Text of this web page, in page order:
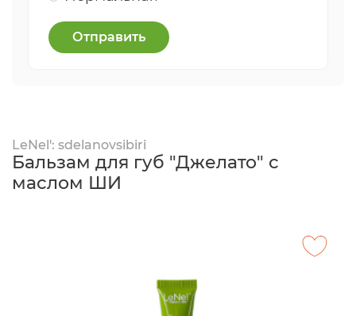
Отправить
LeNel': sdelanovsibiri
Бальзам для губ "Джелато" с
маслом ШИ